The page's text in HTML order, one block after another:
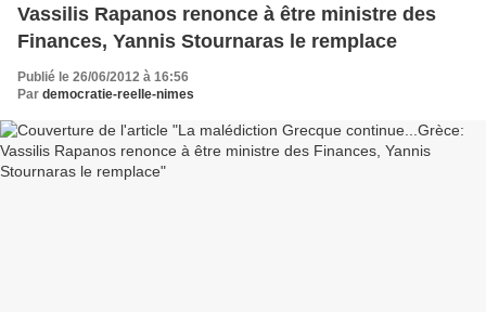
Vassilis Rapanos renonce à être ministre des
Finances, Yannis Stournaras le remplace
Publié le 26/06/2012 à 16:56
Par democratie-reelle-nimes